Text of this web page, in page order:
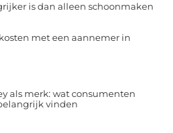
is dan alleen schoonmaken
met een aannemer in
als merk: wat consumenten
vinden